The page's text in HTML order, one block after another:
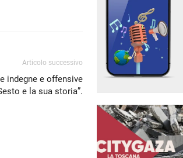
Articolo successivo
indegne e offensive
e la sua storia”.